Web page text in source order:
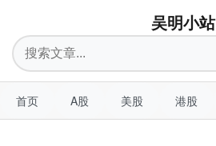
吴明小站
搜
索
首页 A股 美股 港股